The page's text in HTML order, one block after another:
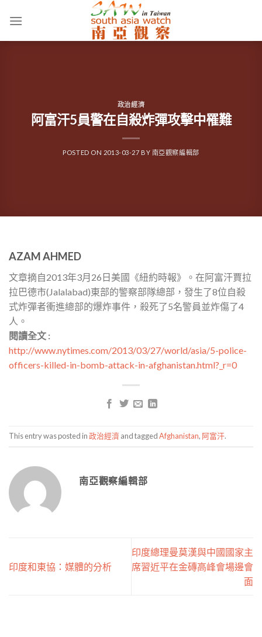
政治經濟
阿富汗5員警在自殺炸彈攻擊中罹難
POSTED ON 2013-03-27 BY 南亞觀察編輯部
AZAM AHMED
文章摘自2013年3月26日美國《紐約時報》。在阿富汗賈拉
拉巴德市(Jalalabad)東部的警察部隊總部，發生了8位自殺
式炸彈者衝進總部的爆炸事件，殺死了5名警員並炸傷了4
人。
閱讀全文 :
http://www.nytimes.com/2013/03/27/world/asia/5-police-
officers-killed-in-bomb-attack-in-afghanistan.html?_r=0
This entry was posted in政治經濟 and taggedAfghanistan, 阿富汗.
南亞觀察編輯部
印度和東協：媒體的分析
印度總理曼莫漢與中國國家主
席習近平在金磚高峰會場邊會
面